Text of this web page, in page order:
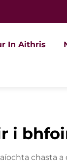
In Aithris
i
chasta